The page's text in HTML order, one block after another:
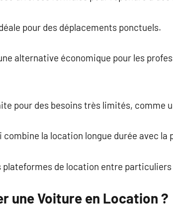
pour des déplacements ponctuels.
alternative économique pour les
pour des besoins très limités, comme
la location longue durée avec la
plateformes de location entre
une Voiture en Location ?